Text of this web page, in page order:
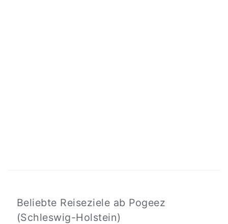
Beliebte Reiseziele ab Pogeez
(Schleswig-Holstein)